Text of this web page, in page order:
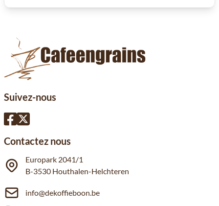
Suivez-nous
Contactez nous
Europark 2041/1
B-3530 Houthalen-Helchteren
info@dekoffieboon.be